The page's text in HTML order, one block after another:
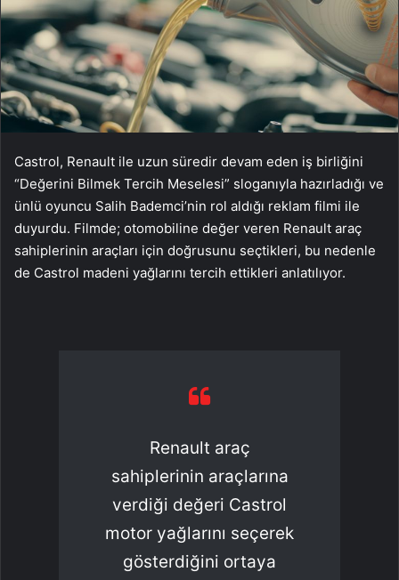
Castrol, Renault ile uzun süredir devam eden iş birliğini
“Değerini Bilmek Tercih Meselesi” sloganıyla hazırladığı ve
ünlü oyuncu Salih Bademci’nin rol aldığı reklam filmi ile
duyurdu. Filmde; otomobiline değer veren Renault araç
sahiplerinin araçları için doğrusunu seçtikleri, bu nedenle
de Castrol madeni yağlarını tercih ettikleri anlatılıyor.
Renault araç
sahiplerinin araçlarına
verdiği değeri Castrol
motor yağlarını seçerek
gösterdiğini ortaya